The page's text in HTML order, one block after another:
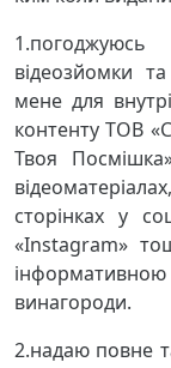
відеозйомки
мене для
контенту ТОВ
Твоя
сторінках у
«Іnstagram»
винагороди.
2.надаю повне